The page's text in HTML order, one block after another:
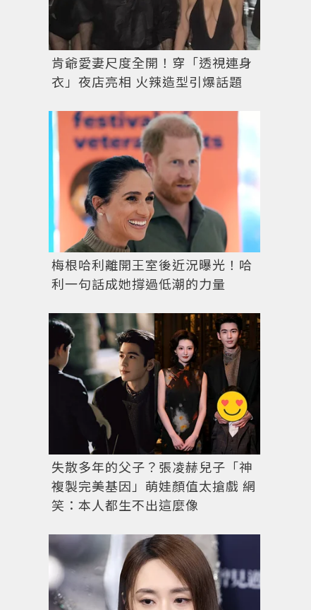
肯爺愛妻尺度全開！穿「透視連身
衣」夜店亮相 火辣造型引爆話題
梅根哈利離開王室後近況曝光！哈
利一句話成她撐過低潮的力量
失散多年的父子？張凌赫兒子「神
複製完美基因」萌娃顏值太搶戲 網
笑：本人都生不出這麼像